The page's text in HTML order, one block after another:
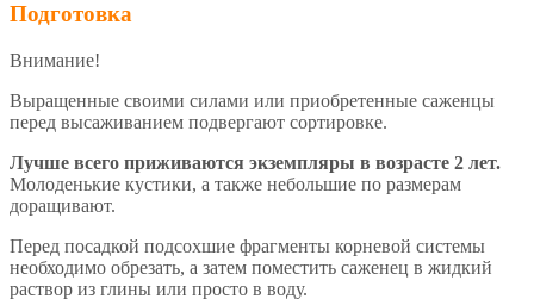
Подготовка
Внимание!
Выращенные своими силами или приобретенные саженцы
перед высаживанием подвергают сортировке.
Лучше всего приживаются экземпляры в возрасте 2 лет.
Молоденькие кустики, а также небольшие по размерам
доращивают.
Перед посадкой подсохшие фрагменты корневой системы
необходимо обрезать, а затем поместить саженец в жидкий
раствор из глины или просто в воду.